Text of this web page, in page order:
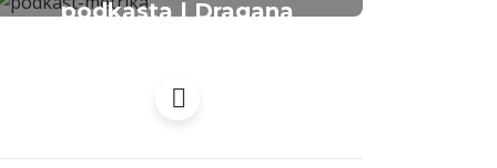
podkasta | Dragana